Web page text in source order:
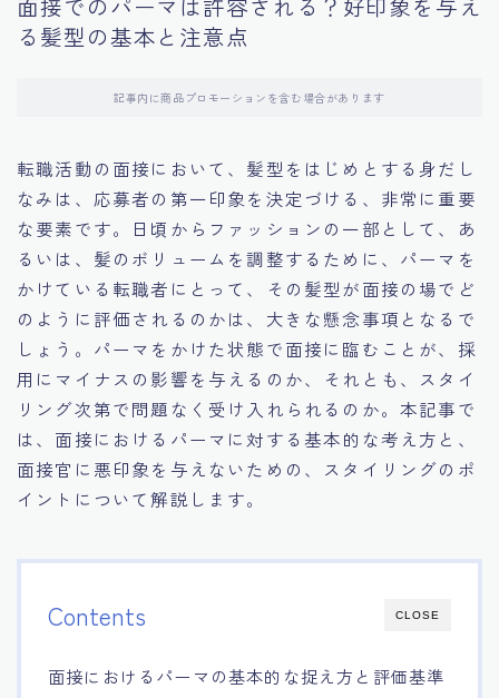
11.オンライン面接の成功への鍵
14.キャリアアップのための面接戦略
15.職場適応力をアピールする方法
16.エージェントと良好な関係を築く方法
17.面接でブランクを効果的に伝える方法
18.転職後の職場に適応するためのヒント
る髪型の基本と注意点
記事内に商品プロモーションを含む場合があります
転職活動の面接において、髪型をはじめとする身だし
なみは、応募者の第一印象を決定づける、非常に重要
な要素です。日頃からファッションの一部として、あ
るいは、髪のボリュームを調整するために、パーマを
かけている転職者にとって、その髪型が面接の場でど
のように評価されるのかは、大きな懸念事項となるで
しょう。パーマをかけた状態で面接に臨むことが、採
用にマイナスの影響を与えるのか、それとも、スタイ
リング次第で問題なく受け入れられるのか。本記事で
は、面接におけるパーマに対する基本的な考え方と、
面接官に悪印象を与えないための、スタイリングのポ
イントについて解説します。
CLOSE
Contents
面接におけるパーマの基本的な捉え方と評価基準